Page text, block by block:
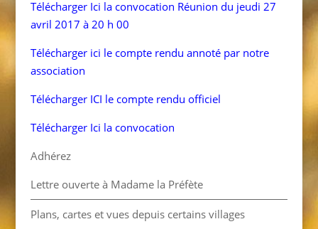
Télécharger Ici la convocation Réunion du jeudi 27
avril 2017 à 20 h 00
Télécharger ici le compte rendu annoté par notre
association
TéléchargerICI le compte rendu officiel
Télécharger Ici la convocation
Adhérez
Lettre ouverte à Madame la Préfète
Plans, cartes et vues depuis certains villages